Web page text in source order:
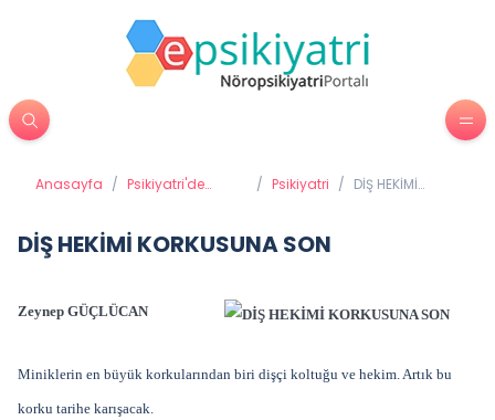
Anasayfa / Psikiyatri'de
/ Psikiyatri / DİŞ HEKİMİ
DİŞ HEKİMİ KORKUSUNA SON
Zeynep GÜÇLÜCAN
Miniklerin en büyük korkularından biri dişçi koltuğu ve hekim. Artık bu
korku tarihe karışacak.